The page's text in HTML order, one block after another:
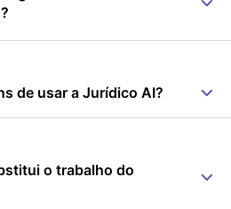
de usar a Jurídico AI?
o trabalho do